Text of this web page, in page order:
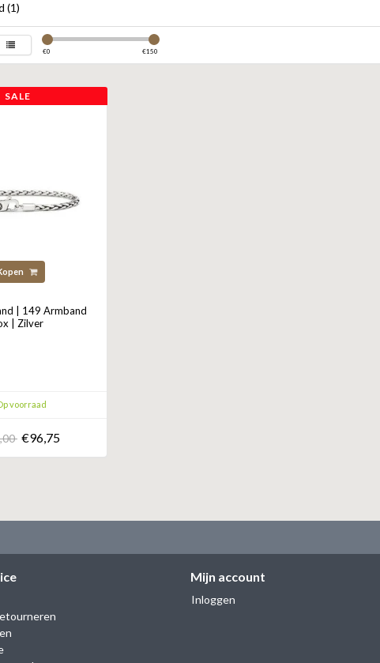
(1)
€0 €150
SALE
| 149 Armband
| Zilver
voorraad
€96,75
Mijn account
Inloggen